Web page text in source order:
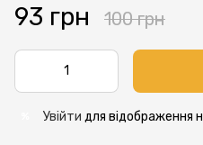
93 грн 100 грн
Увійти для відображення